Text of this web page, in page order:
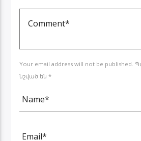
Your email address will not be
նշված են *